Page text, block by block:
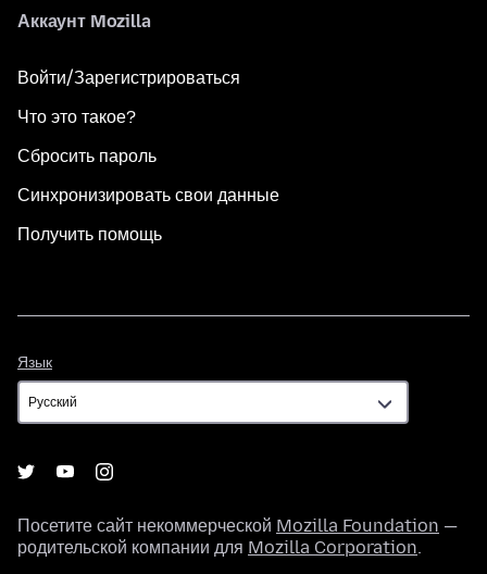
Аккаунт Mozilla
Войти/Зарегистрироваться
Что это такое?
Сбросить пароль
Синхронизировать свои данные
Получить помощь
Язык
Посетите сайт некоммерческой Mozilla Foundation —
родительской компании для Mozilla Corporation.